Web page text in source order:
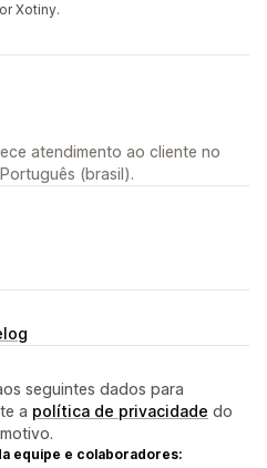
Xotiny.
atendimento ao cliente no
(brasil).
seguintes dados para
a política de privacidade do
equipe e colaboradores: